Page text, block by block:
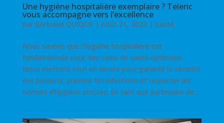
Une hygiène hospitalière exemplaire ? Teleric
vous accompagne vers l’excellence
par Bertrand QUIQUE| Août 21, 2023 | Santé
Nous savons que l’hygiène hospitalière est
fondamentale pour des soins de santé optimaux.
Nous mettons tout en œuvre pour garantir la sécurité
des patients, prévenir les infections et respecter les
normes d’hygiène strictes. En tant que partenaire de...